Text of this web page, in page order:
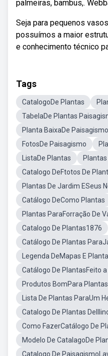
palmeiras, bambus,.
Seja para pequenos
possuímos a maior
e conhecimento técnico
Tags
CatalogoDe Plantas
TabelaDe Plantas
Planta BaixaDe Paisagismo
FotosDe Paisagismo
ListaDe Plantas
Catalogo DeFtotos De
Plantas De Jardim ESeus
Catálogo DeComo Plantas
Plantas ParaForração De
Catalogo De Plantas1876
Catálogo De Plantas
Legenda DeMapas E
Catálogo De PlantasFeito
Produtos BomPara Plantas
Lista De Plantas ParaUm
Catalogo De Plantas
Como FazerCatálogo De
Modelo De CatalagoDe
Catalogo De